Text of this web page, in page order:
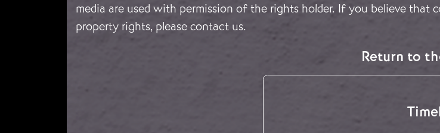
media are used with permission of the rights holder. If you believe
property rights, please contact us.
Return to